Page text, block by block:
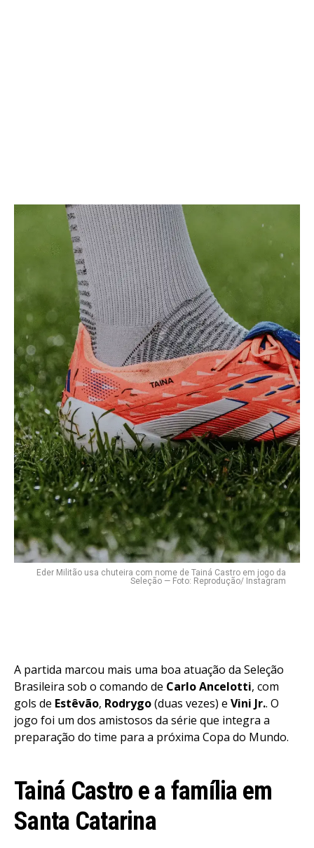
Eder Militão usa chuteira com nome de Tainá Castro em jogo da
Seleção — Foto: Reprodução/ Instagram
A partida marcou mais uma boa atuação da Seleção
Brasileira sob o comando de Carlo Ancelotti, com
gols de Estêvão, Rodrygo(duas vezes) e Vini Jr.. O
jogo foi um dos amistosos da série que integra a
preparação do time para a próxima Copa do Mundo.
Tainá Castro e a família em
Santa Catarina